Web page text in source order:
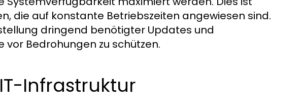
die auf konstante Betriebszeiten angewiesen sind.
dringend benötigter Updates und
Bedrohungen zu schützen.
Infrastruktur